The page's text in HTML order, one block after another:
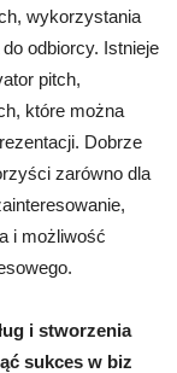
wykorzystania
odbiorcy. Istnieje
pitch,
które można
Dobrze
zarówno dla
i możliwość
i stworzenia
sukces w biz